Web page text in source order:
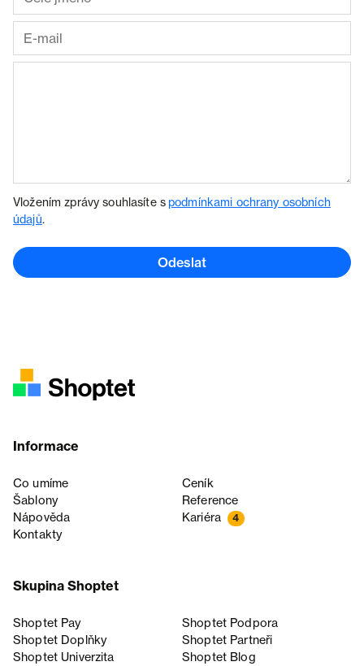
Vložením zprávy souhlasíte spodmínkami ochrany osobních
údajů.
Odeslat
Informace
Co umíme
Ceník
Šablony
Reference
Nápověda
Kariéra 4
Kontakty
Skupina Shoptet
Shoptet Pay
Shoptet Podpora
Shoptet Doplňky
Shoptet Partneři
Shoptet Univerzita
Shoptet Blog